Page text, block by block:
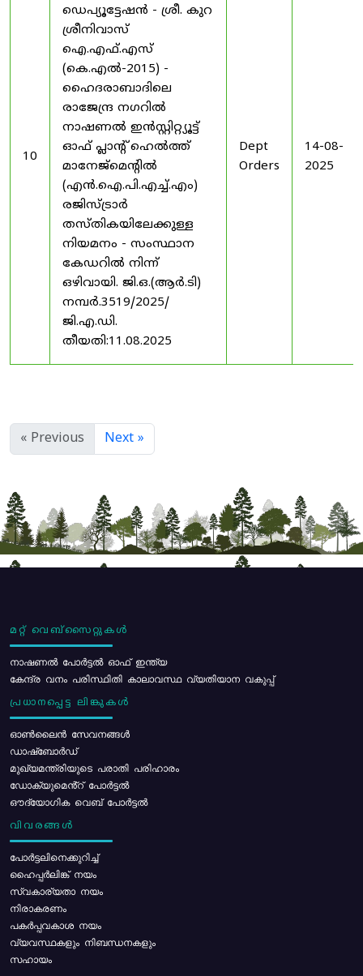
10
ഡെപ്യൂട്ടേഷൻ - ശ്രീ. കുറ
ശ്രീനിവാസ്
ഐ.എഫ്.എസ്
(കെ.എൽ-2015) -
ഹൈദരാബാദിലെ
രാജേന്ദ്ര നഗറിൽ
നാഷണൽ ഇൻസ്റ്റിറ്റ്യൂട്ട്
ഓഫ് പ്ലാന്റ് ഹെൽത്ത്
മാനേജ്‌മെന്റിൽ
(എൻ.ഐ.പി.എച്ച്.എം)
രജിസ്ട്രാർ
തസ്തികയിലേക്കുള്ള
നിയമനം - സംസ്ഥാന
കേഡറിൽ നിന്ന്
ഒഴിവായി. ജി.ഒ.(ആർ.ടി)
നമ്പർ.3519/2025/
ജി.എ.ഡി.
തീയതി:11.08.2025
Dept
Orders
14-08-
2025
« Previous Next »
മറ്റ് വെബ്സൈറ്റുകൾ
നാഷണൽ പോർട്ടൽ ഓഫ് ഇന്ത്യ
കേന്ദ്ര വനം പരിസ്ഥിതി കാലാവസ്ഥ വ്യതിയാന വകുപ്പ്
പ്രധാനപ്പെട്ട ലിങ്കുകൾ
ഓൺലൈൻ സേവനങ്ങൾ
ഡാഷ്ബോർഡ്
മുഖ്യമന്ത്രിയുടെ പരാതി പരിഹാരം
ഡോക്യുമെൻ്റ് പോർട്ടൽ
ഔദ്യോഗിക വെബ് പോർട്ടൽ
വിവരങ്ങൾ
പോര്‍ട്ടലിനെക്കുറിച്ച്
ഹൈപ്പർലിങ്ക് നയം
സ്വകാര്യതാ നയം
നിരാകരണം
പകർപ്പവകാശ നയം
വ്യവസ്ഥകളും നിബന്ധനകളും
സഹായം